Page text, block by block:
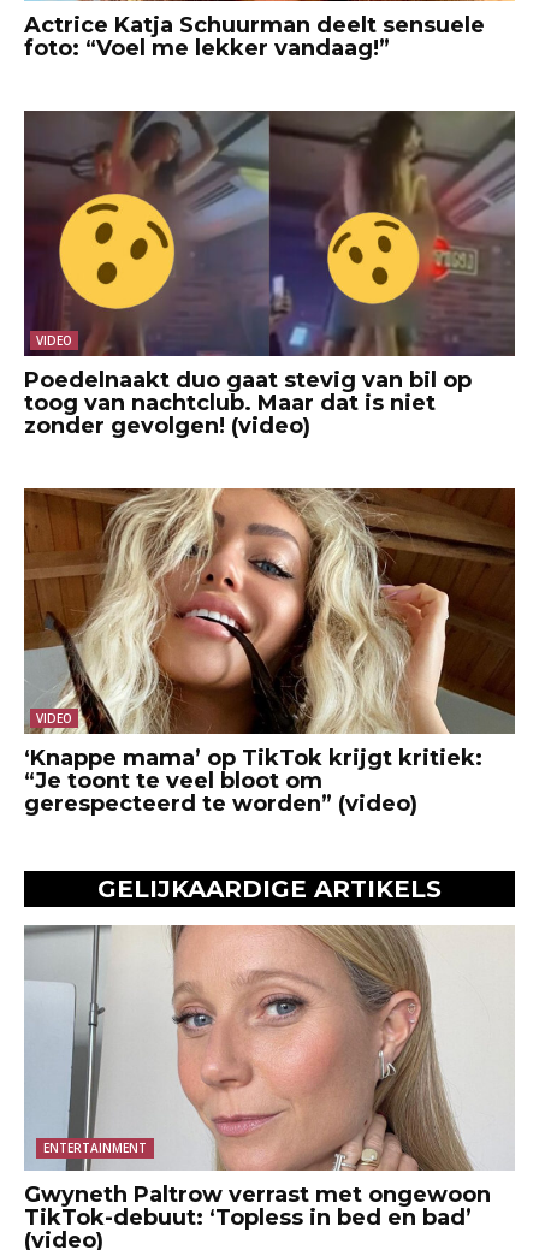
Actrice Katja Schuurman deelt sensuele
foto: “Voel me lekker vandaag!”
VIDEO
Poedelnaakt duo gaat stevig van bil op
toog van nachtclub. Maar dat is niet
zonder gevolgen! (video)
VIDEO
‘Knappe mama’ op TikTok krijgt kritiek:
“Je toont te veel bloot om
gerespecteerd te worden” (video)
GELIJKAARDIGE ARTIKELS
ENTERTAINMENT
Gwyneth Paltrow verrast met ongewoon
TikTok-debuut: ‘Topless in bed en bad’
(video)